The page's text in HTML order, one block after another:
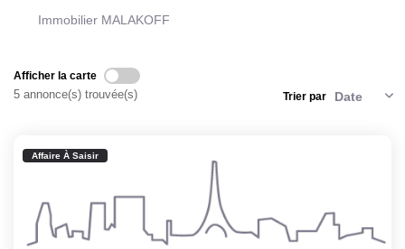
Notre Lexique
Immobilier MALAKOFF
Afficher la carte
5 annonce(s) trouvée(s) Trier par
Affaire À Saisir